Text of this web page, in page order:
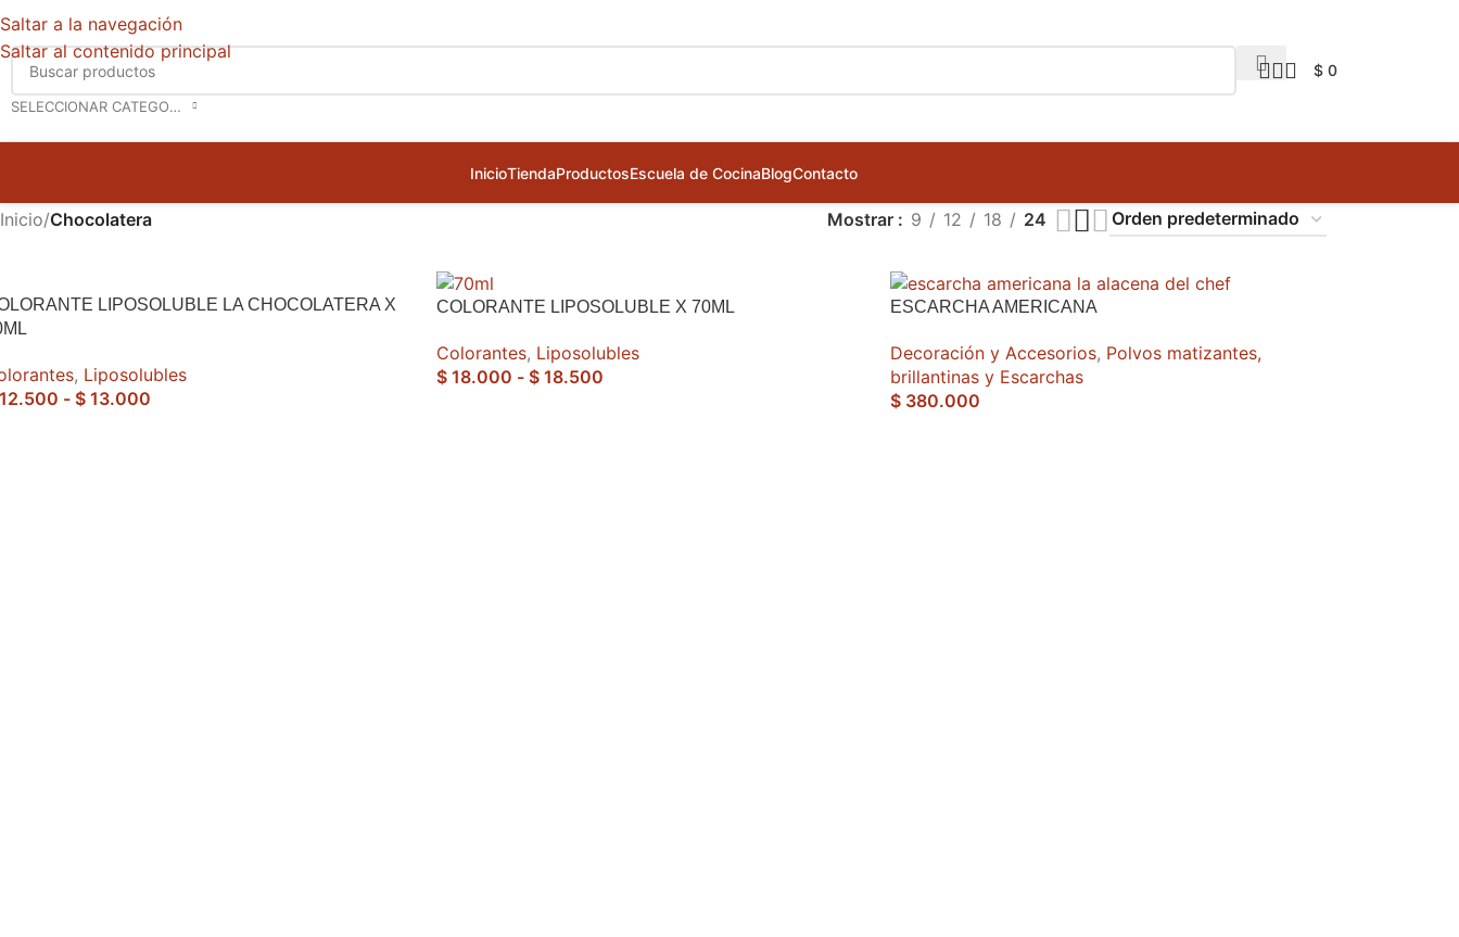
Saltar a la navegación
Saltar al contenido principal
SELECCIONAR CATEGORÍA
$ 0
InicioTiendaProductosEscuela de CocinaBlogContacto
Inicio/Chocolatera Mostrar 9 12 18 24
LIPOSOLUBLE LA CHOCOLATERA X
, Liposolubles
- $ 13.000
COLORANTE LIPOSOLUBLE X 70ML
Colorantes, Liposolubles
$ 18.000 - $ 18.500
ESCARCHA AMERICANA
Decoración y Accesorios, Polvos matizantes,
brillantinas y Escarchas
$380.000